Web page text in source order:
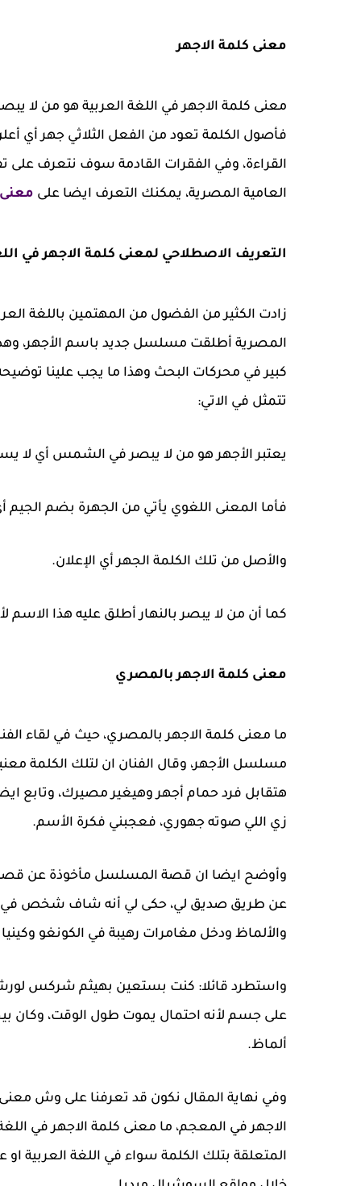
معنى كلمة الاجهر
معنى كلمة الاجهر في اللغة العربية هو من لا
فأصول الكلمة تعود من الفعل الثلاثي جهر أي
القراءة، وفي الفقرات القادمة سوف نتعرف على
العامية المصرية، يمكنك التعرف ايضا على
التعريف الاصطلاحي لمعنى كلمة الاجهر في
زادت الكثير من الفضول من المهتمين باللغة
المصرية أطلقت مسلسل جديد باسم الأجهر،
كبير في محركات البحث وهذا ما يجب علينا
تتمثل في الاتي:
يعتبر الأجهر هو من لا يبصر في الشمس أي لا
فأما المعنى اللغوي يأتي من الجهرة بضم الجيم
والأصل من تلك الكلمة الجهر أي الإعلان.
كما أن من لا يبصر بالنهار أطلق عليه هذا الاسم
معنى كلمة الاجهر بالمصري
ما معنى كلمة الاجهر بالمصري، حيث في لقاء
مسلسل الأجهر، وقال الفنان ان لتلك الكلمة
هتقابل فرد حمام أجهر وهيغير مصيرك، وتابع
زي اللي صوته جهوري، فعجبني فكرة الأسم.
وأوضح ايضا ان قصة المسلسل مأخوذة عن
عن طريق صديق لي، حكى لي أنه شاف شخص في
والألماظ ودخل مغامرات رهيبة في الكونغو وكينيا
واستطرد قائلا: كنت بستعين بهيثم شركس لورشة
على جسم لأنه احتمال يموت طول الوقت، وكان
ألماظ.
وفي نهاية المقال نكون قد تعرفنا على وش
الاجهر في المعجم، ما معنى كلمة الاجهر في
المتعلقة بتلك الكلمة سواء في اللغة